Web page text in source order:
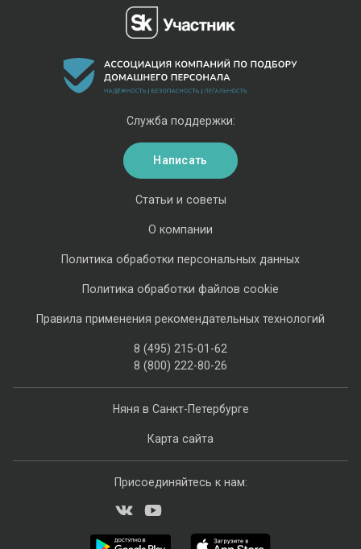
Няня в Санкт-Петербурге
Карта сайта
Статьи и советы
О компании
Политика обработки персональных данных
Политика обработки файлов cookie
Правила применения рекомендательных технологий
8 (495) 215-01-62
8 (800) 222-80-26
Служба поддержки:
Написать
Присоединяйтесь к нам: